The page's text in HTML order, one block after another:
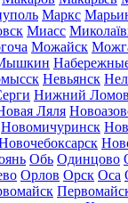
Маркс
Миасс
Можайск
Невьянск
Нижний Ломов
Ляля
Новомичуринск
Обь Одинцово
Орлов Орск Оса